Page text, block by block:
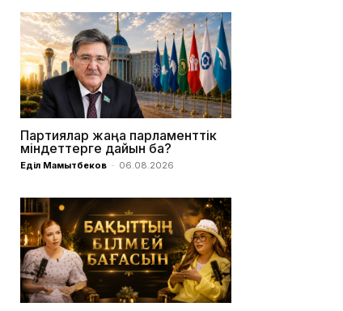
Партиялар жаңа парламенттік
міндеттерге дайын ба?
Еділ Мамытбеков - 06.08.2026